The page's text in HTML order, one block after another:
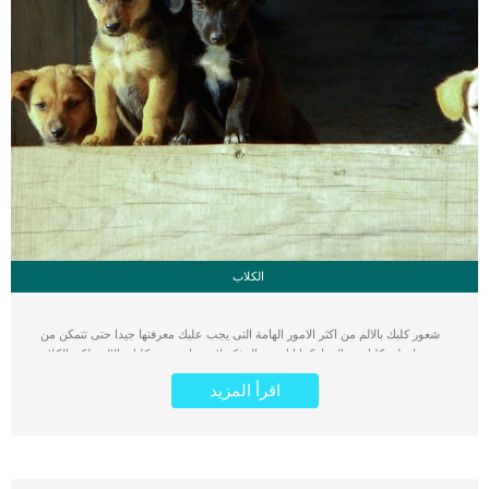
الكلاب
شعور كلبك بالالم من اكثر الامور الهامة التى يجب عليك معرفتها جيدا حتى تتمكن من
تفسيرها على كلبك وتعالجها. كما انك من المؤكد لا تفضل شعور كلبك بالالم ولكن الكلاب
ليس لديهم القدرة على التعبير والقول والشكوى عما يشعرون به. اقرأ ايضا: معلومات
عن التشنجات العضلية عند الكلاب فهم شعور كلبك بالألم يحتاج الى فهم بعض سلوكياته
حتى تتمكن من ترجمتها وفهمها ومعالجة الألم. كيف تفهم شعور كلبك بالألم وتعالجه سؤال
اقرأ المزيد